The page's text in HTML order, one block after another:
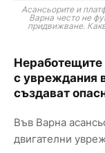
Асансьорите и
Варна често не
придвижване.
Неработещите
с увреждания
създават
Във Варна
двигателни